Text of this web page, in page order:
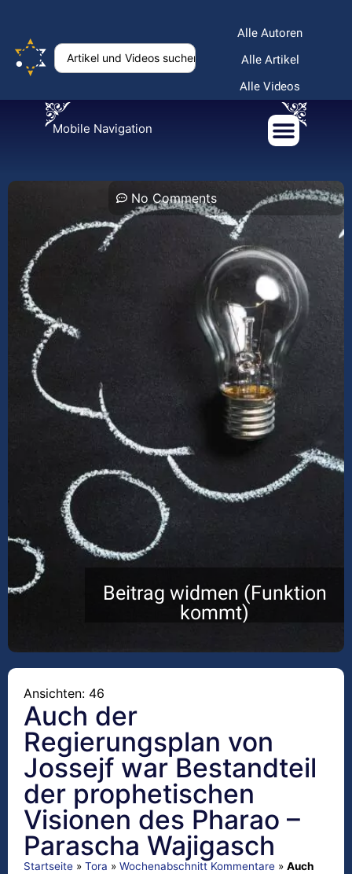
Alle Autoren
Alle Artikel
Alle Videos
Mobile Navigation
No Comments
Beitrag widmen (Funktion
kommt)
Ansichten: 46
Auch der
Regierungsplan von
Jossejf war Bestandteil
der prophetischen
Visionen des Pharao –
Parascha Wajigasch
Startseite » Tora » Wochenabschnitt Kommentare » Auch